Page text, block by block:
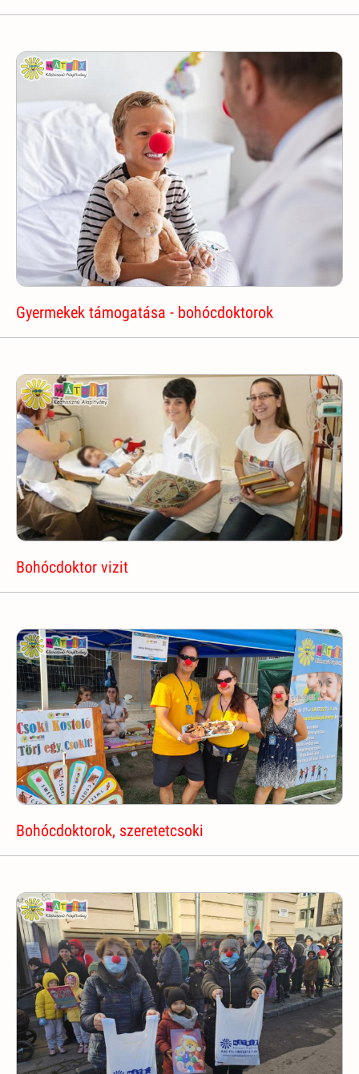
Gyermekek támogatása - bohócdoktorok
Bohócdoktor vizit
Bohócdoktorok, szeretetcsoki